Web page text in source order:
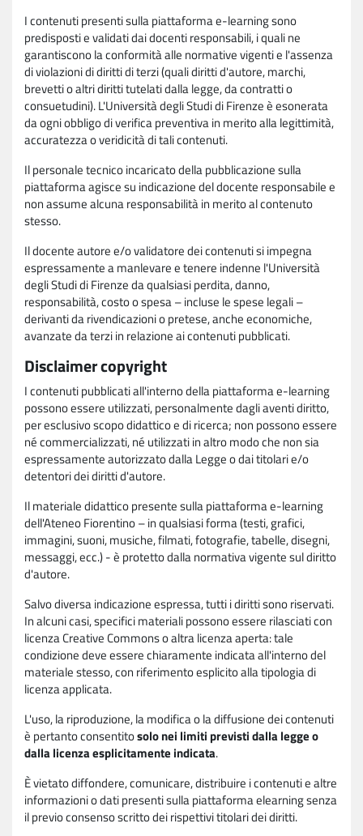
I contenuti presenti sulla piattaforma e-learning sono
predisposti e validati dai docenti responsabili, i quali ne
garantiscono la conformità alle normative vigenti e l'assenza
di violazioni di diritti di terzi (quali diritti d'autore, marchi,
brevetti o altri diritti tutelati dalla legge, da contratti o
consuetudini). L'Università degli Studi di Firenze è esonerata
da ogni obbligo di verifica preventiva in merito alla legittimità,
accuratezza o veridicità di tali contenuti.
Il personale tecnico incaricato della pubblicazione sulla
piattaforma agisce su indicazione del docente responsabile e
non assume alcuna responsabilità in merito al contenuto
stesso.
Il docente autore e/o validatore dei contenuti si impegna
espressamente a manlevare e tenere indenne l'Università
degli Studi di Firenze da qualsiasi perdita, danno,
responsabilità, costo o spesa – incluse le spese legali –
derivanti da rivendicazioni o pretese, anche economiche,
avanzate da terzi in relazione ai contenuti pubblicati.
Disclaimer copyright
I contenuti pubblicati all'interno della piattaforma e-learning
possono essere utilizzati, personalmente dagli aventi diritto,
per esclusivo scopo didattico e di ricerca; non possono essere
né commercializzati, né utilizzati in altro modo che non sia
espressamente autorizzato dalla Legge o dai titolari e/o
detentori dei diritti d'autore.
Il materiale didattico presente sulla piattaforma e-learning
dell'Ateneo Fiorentino – in qualsiasi forma (testi, grafici,
immagini, suoni, musiche, filmati, fotografie, tabelle, disegni,
messaggi, ecc.) - è protetto dalla normativa vigente sul diritto
d'autore.
Salvo diversa indicazione espressa, tutti i diritti sono riservati.
In alcuni casi, specifici materiali possono essere rilasciati con
licenza Creative Commons o altra licenza aperta: tale
condizione deve essere chiaramente indicata all'interno del
materiale stesso, con riferimento esplicito alla tipologia di
licenza applicata.
L'uso, la riproduzione, la modifica o la diffusione dei contenuti
è pertanto consentitosolo nei limiti previsti dalla legge o
dalla licenza esplicitamente indicata.
È vietato diffondere, comunicare, distribuire i contenuti e altre
informazioni o dati presenti sulla piattaforma elearning senza
il previo consenso scritto dei rispettivi titolari dei diritti.